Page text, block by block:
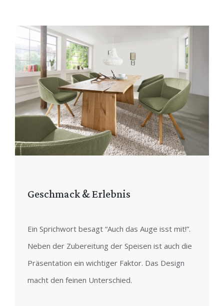
Geschmack & Erlebnis
Ein Sprichwort besagt “Auch das Auge isst mit!”.
Neben der Zubereitung der Speisen ist auch die
Präsentation ein wichtiger Faktor. Das Design
macht den feinen Unterschied.